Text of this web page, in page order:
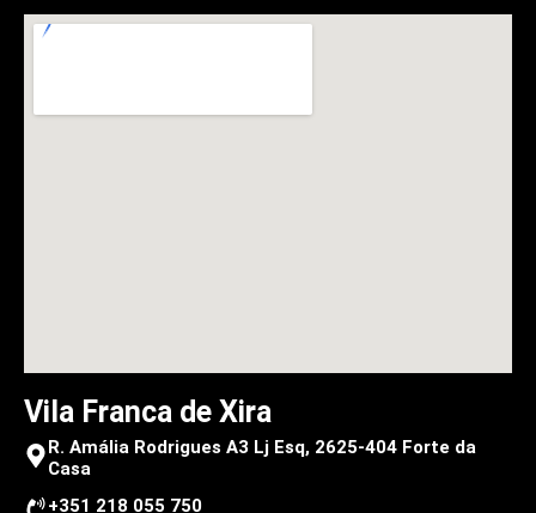
Vila Franca de Xira
R. Amália Rodrigues A3 Lj Esq, 2625-404 Forte da
Casa
+351 218 055 750